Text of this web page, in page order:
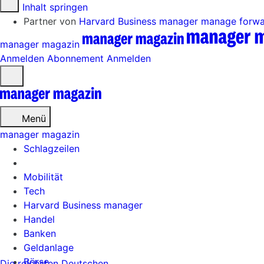
Zum Inhalt springen
Partner von Harvard Business manager manage
manager magazin
Anmelden Abonnement Anmelden
öffnen
Menü
Schlagzeilen
Mobilität
Tech
Harvard Business manager
Handel
Banken
Geldanlage
Börse
manager magazin